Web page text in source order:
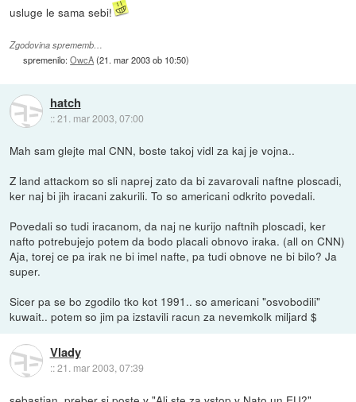
usluge le sama sebi!
Zgodovina sprememb…
spremenilo:OwcA(21. mar 2003 ob 10:50)
hatch
::21. mar 2003, 07:00
Mah sam glejte mal CNN, boste takoj vidl za kaj je vojna..
Z land attackom so sli naprej zato da bi zavarovali naftne ploscadi,
ker naj bi jih iracani zakurili. To so americani odkrito povedali.
Povedali so tudi iracanom, da naj ne kurijo naftnih ploscadi, ker
nafto potrebujejo potem da bodo placali obnovo iraka. (all on CNN)
Aja, torej ce pa irak ne bi imel nafte, pa tudi obnove ne bi bilo? Ja
super.
Sicer pa se bo zgodilo tko kot 1991.. so americani "osvobodili"
kuwait.. potem so jim pa izstavili racun za nevemkolk miljard $
Vlady
::21. mar 2003, 07:39